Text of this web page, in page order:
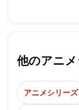
他のアニ
アニメシリーズ